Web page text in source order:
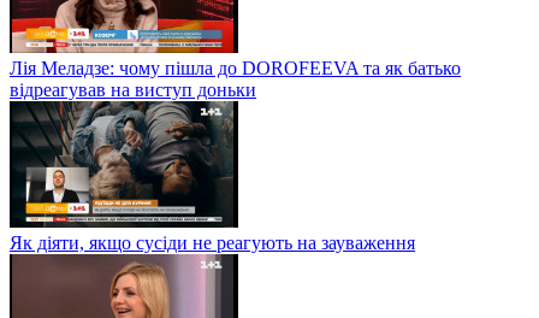
Лія Меладзе: чому пішла до DOROFEEVA та як батько
відреагував на виступ доньки
Як діяти, якщо сусіди не реагують на зауваження